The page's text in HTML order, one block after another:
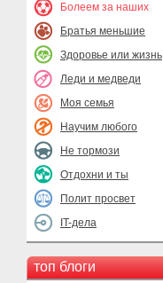
Болеем за наших
Братья меньшие
Здоровье или жизнь
Леди и медведи
Моя семья
Научим любого
Не тормози
Отдохни и ты
Полит просвет
IT-дела
топ блоги